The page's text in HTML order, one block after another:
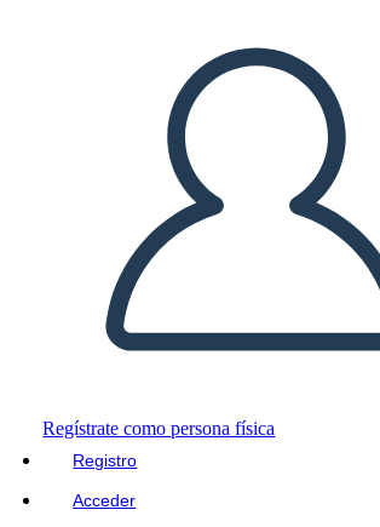
Regístrate como persona física
Registro
Acceder
JUEGO DE DIAPOSITIVAS
LEERME